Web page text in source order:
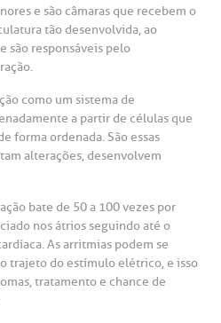
exames
sempre a qualidade do
você, cliente da BP, tirar
ou fazer elogios
e
e são câmaras que recebem o
tão desenvolvida, ao
são responsáveis pelo
como um sistema de
a partir de células que
forma ordenada. São essas
alterações, desenvolvem
bate de 50 a 100 vezes por
nos átrios seguindo até o
As arritmias podem se
trajeto do estímulo elétrico, e isso
tratamento e chance de